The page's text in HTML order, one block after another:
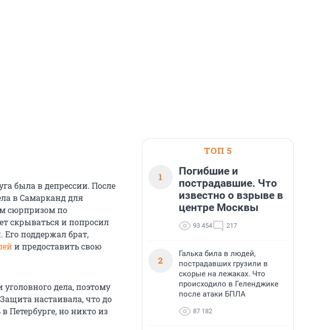
была в депрессии. После
в Самарканд для
сюрпризом по
скрываться и попросил
Его поддержал брат,
и предоставить свою
дела, поэтому
настаивала, что до
Петербурге, но никто из
ТОП 5
1
Погибшие и
пострадавшие. Что
известно о взрыве в
центре Москвы
93 454 217
2
Галька била в людей,
пострадавших грузили в
скорые на лежаках. Что
происходило в Геленджике
после атаки БПЛА
87 182